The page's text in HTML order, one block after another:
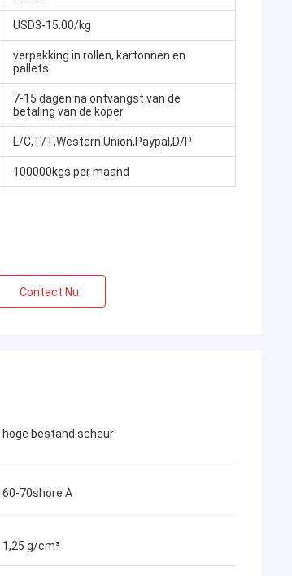
USD3-15.00/kg
verpakking in rollen, kartonnen en
pallets
7-15 dagen na ontvangst van de
betaling van de koper
L/C,T/T,Western Union,Paypal,D/P
100000kgs per maand
Contact Nu
hoge bestand scheur
60-70shore A
1,25 g/cm³